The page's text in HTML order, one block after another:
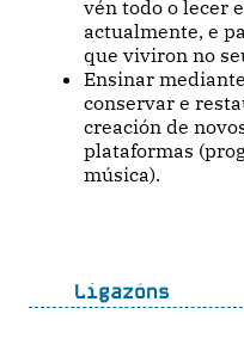
vén todo o lecer
actualmente, e
que viviron no
Ensinar
conservar e
creación de
plataformas
música).
Ligazóns